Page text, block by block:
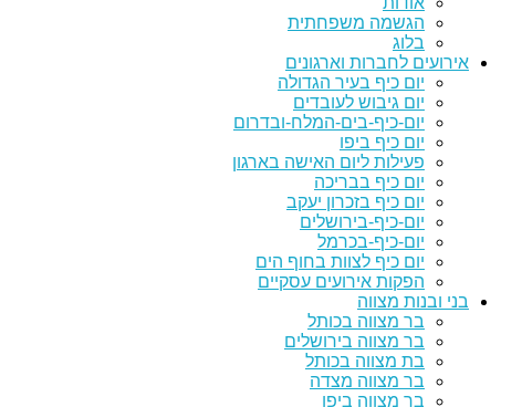
הגשמה משפחתית
בלוג
אירועים לחברות וארגונים
יום כיף בעיר הגדולה
יום גיבוש לעובדים
יום-כיף-בים-המלח-ובדרום
יום כיף ביפו
פעילות ליום האישה בארגון
יום כיף בבריכה
יום כיף בזכרון יעקב
יום-כיף-בירושלים
יום-כיף-בכרמל
יום כיף לצוות בחוף הים
הפקות אירועים עסקיים
בני ובנות מצווה
בר מצווה בכותל
בר מצווה בירושלים
בת מצווה בכותל
בר מצווה מצדה
בר מצווה ביפו